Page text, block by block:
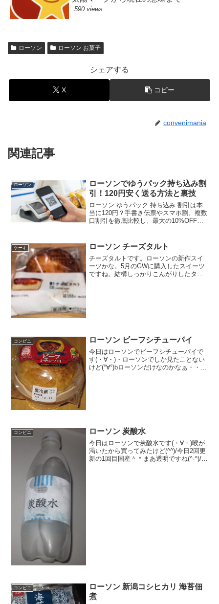
590 views
ローソン ローソン お菓子
シェアする
X コピー
convenimania
関連記事
ローソン
ローソンでゆうパック持ち込み割
引！120円安く送る方法と裏技
ローソン ゆうパック 持ち込み 割引は本
当に120円？手書き伝票やスマホ割、複数
口割引を徹底比較し、最大の10%OFFを
ックを知って、ローソン ゆうパック 持ち
込み 割引のメリットを最大限に活かしま
しょう。
ケーキ ローソン チーズタルト
チーズタルトです。ローソンの新作スイ
ーツかな。5月のGWに購入したスイーツ
ですね。結構しっかりこんがりしたタル
コンビニ ローソン ビーフシチューパイ
今日はローソンでビーフシチューパイで
す(・∀・)・ローソンでしか見たことない
けど(°∀°)bローソンだけなのかなぁ・・中
コンビニ ローソン 炭酸水
今日はローソンで炭酸水です(・∀・)喉が
渇いたから買ってみたけど(^^)/今日2回更
新の1回目国産＾＾まあ透明ですね(^-^)/食
コンビニ
ローソン 新潟コシヒカリ 海苔佃
煮